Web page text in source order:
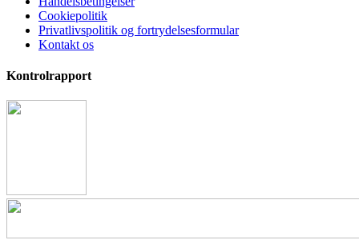
Cookiepolitik
Privatlivspolitik og fortrydelsesformular
Kontakt os
Kontrolrapport